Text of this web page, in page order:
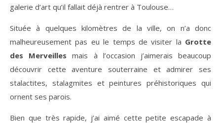
galerie d’art qu’il fallait déjà rentrer à Toulouse…
Située à quelques kilomètres de la ville, on n’a donc
malheureusement pas eu le temps de visiter la Grotte
des Merveillesmais à l’occasion j’aimerais beaucoup
découvrir cette aventure souterraine et admirer ses
stalactites, stalagmites et peintures préhistoriques qui
ornent ses parois.
Bien que très rapide, j’ai aimé cette petite escapade à